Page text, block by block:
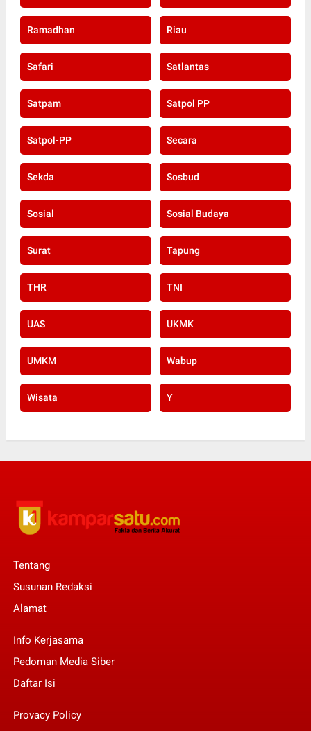
Ramadhan Riau
Safari Satlantas
Satpam Satpol PP
Satpol-PP Secara
Sekda Sosbud
Sosial Sosial Budaya
Surat Tapung
THR TNI
UAS UKMK
UMKM Wabup
Wisata Y
Tentang
Susunan Redaksi
Alamat
Info Kerjasama
Pedoman Media Siber
Daftar Isi
Provacy Policy